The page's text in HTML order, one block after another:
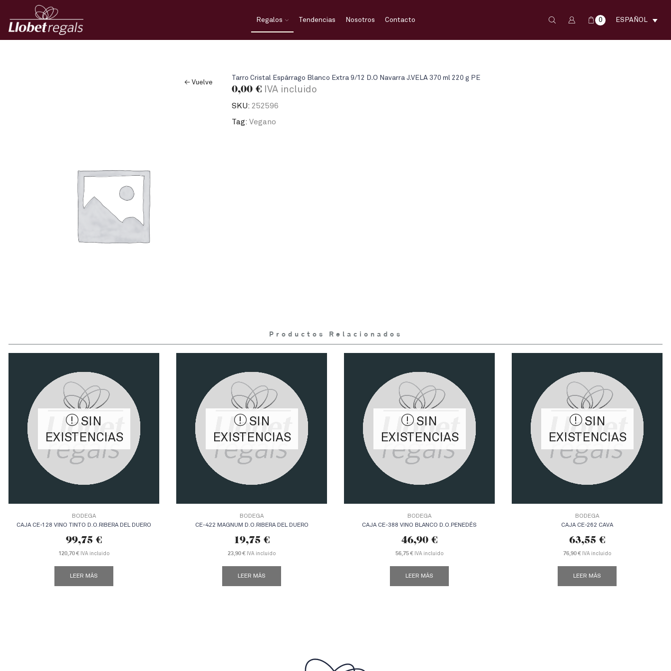
Regalos Tendencias Nosotros Contacto 0 ESPAÑOL
← Vuelve
Tarro Cristal Espárrago Blanco Extra 9/12 D.O Navarra J.VELA 370 ml 220 g PE
0,00 €IVA incluido
SKU: 252596
Tag: Vegano
Productos Relacionados
SIN
EXISTENCIAS
BODEGA
CAJA CE-128 VINO TINTO D.O.RIBERA DEL DUERO
99,75 €
120,70 €IVA incluido
LEER MÁS
SIN
EXISTENCIAS
BODEGA
CE-422 MAGNUM D.O.RIBERA DEL DUERO
19,75 €
23,90 €IVA incluido
LEER MÁS
SIN
EXISTENCIAS
BODEGA
CAJA CE-388 VINO BLANCO D.O.PENEDÉS
46,90 €
56,75 €IVA incluido
LEER MÁS
SIN
EXISTENCIAS
BODEGA
CAJA CE-262 CAVA
63,55 €
76,90 €IVA incluido
LEER MÁS